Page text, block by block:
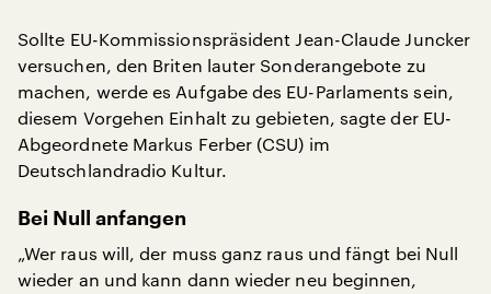
Sollte EU-Kommissionspräsident Jean-Claude Juncker
versuchen, den Briten lauter Sonderangebote zu
machen, werde es Aufgabe des EU-Parlaments sein,
diesem Vorgehen Einhalt zu gebieten, sagte der EU-
Abgeordnete Markus Ferber (CSU) im
Deutschlandradio Kultur.
Bei Null anfangen
„Wer raus will, der muss ganz raus und fängt bei Null
wieder an und kann dann wieder neu beginnen,